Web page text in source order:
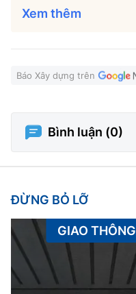
Xem thêm
Báo Xây dựng trên
Bình luận (0)
ĐỪNG BỎ LỠ
GIAO THÔNG